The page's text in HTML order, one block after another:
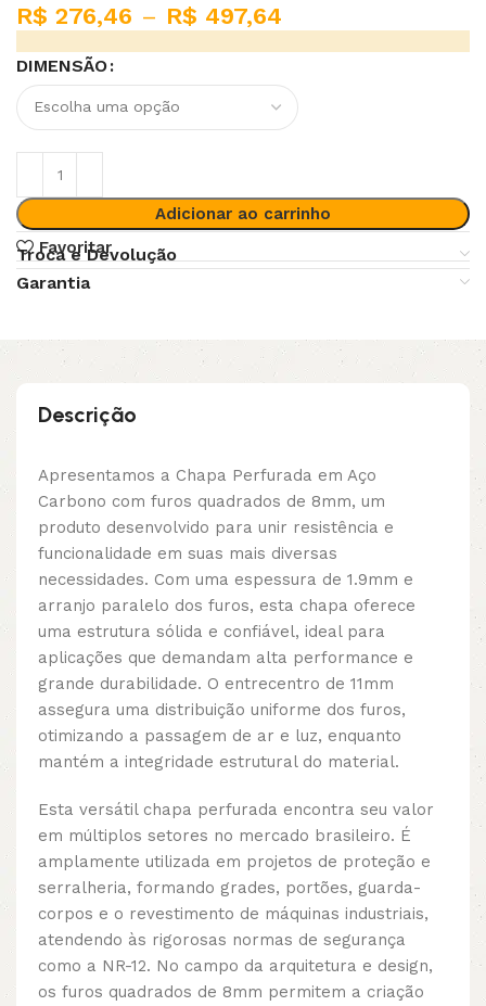
R$ 276,46 – R$ 497,64
DIMENSÃO
Adicionar ao carrinho
Favoritar
Troca e Devolução
Garantia
Descrição
Apresentamos a Chapa Perfurada em Aço
Carbono com furos quadrados de 8mm, um
produto desenvolvido para unir resistência e
funcionalidade em suas mais diversas
necessidades. Com uma espessura de 1.9mm e
arranjo paralelo dos furos, esta chapa oferece
uma estrutura sólida e confiável, ideal para
aplicações que demandam alta performance e
grande durabilidade. O entrecentro de 11mm
assegura uma distribuição uniforme dos furos,
otimizando a passagem de ar e luz, enquanto
mantém a integridade estrutural do material.
Esta versátil chapa perfurada encontra seu valor
em múltiplos setores no mercado brasileiro. É
amplamente utilizada em projetos de proteção e
serralheria, formando grades, portões, guarda-
corpos e o revestimento de máquinas industriais,
atendendo às rigorosas normas de segurança
como a NR-12. No campo da arquitetura e design,
os furos quadrados de 8mm permitem a criação